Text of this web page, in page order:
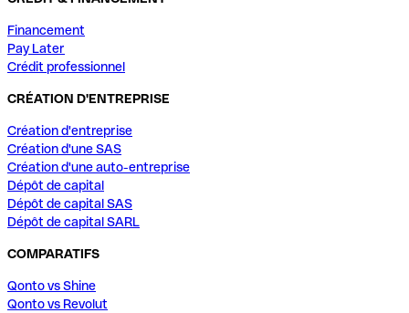
Financement
Pay Later
Crédit professionnel
CRÉATION D'ENTREPRISE
Création d'entreprise
Création d'une SAS
Création d'une auto-entreprise
Dépôt de capital
Dépôt de capital SAS
Dépôt de capital SARL
COMPARATIFS
Qonto vs Shine
Qonto vs Revolut